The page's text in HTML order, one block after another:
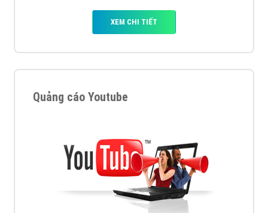
XEM CHI TIẾT
Quảng cáo Youtube